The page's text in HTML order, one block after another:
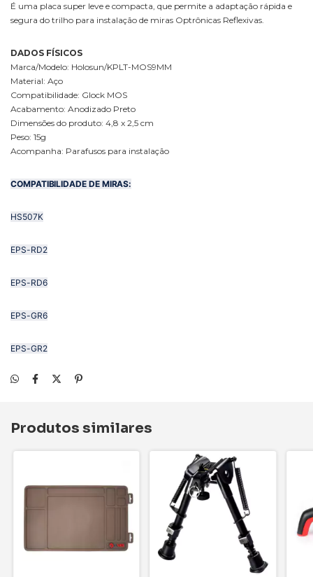
É uma placa super leve e compacta, que permite a adaptação rápida e
segura do trilho para instalação de miras Optrônicas Reflexivas.
DADOS FÍSICOS
Marca/Modelo: Holosun/KPLT-MOS9MM
Material: Aço
Compatibilidade: Glock MOS
Acabamento: Anodizado Preto
Dimensões do produto: 4,8 x 2,5 cm
Peso: 15g
Acompanha: Parafusos para instalação
COMPATIBILIDADE DE MIRAS:
HS507K
EPS-RD2
EPS-RD6
EPS-GR6
EPS-GR2
Produtos similares